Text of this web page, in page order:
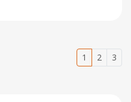
1 2 3